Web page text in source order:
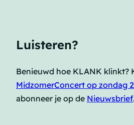
Luisteren?
Benieuwd hoe KLANK klinkt?
MidzomerConcert op zondag
abonneer je op de Nieuwsbrief.